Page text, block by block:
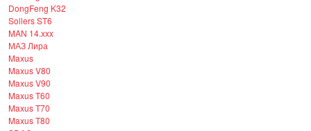
DongFeng K32
Sollers ST6
MAN 14.xxx
МАЗ Лира
Maxus
Maxus V80
Maxus V90
Maxus T60
Maxus T70
Maxus T80